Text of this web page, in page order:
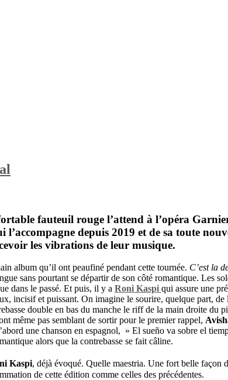
fauteuil rouge l’attend à l’opéra
l’accompagne depuis 2019 et de sa toute
les vibrations de leur musique.
album qu’il ont peaufiné pendant cette tournée. C’est la
sans pourtant se départir de son côté romantique. Les
dans le passé. Et puis, il y a Roni Kaspi qui assure une
incisif et puissant. On imagine le sourire, quelque part, de
double en bas du manche le riff de la main droite du
même pas semblant de sortir pour le premier rappel,
une chanson en espagnol, » El sueño va sobre el
alors que la contrebasse se fait câline.
Kaspi, déjà évoqué. Quelle maestria. Une fort belle façon
de cette édition comme celles des précédentes.